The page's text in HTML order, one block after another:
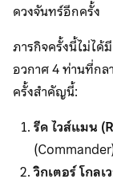
ดวงจันทร์อีกครั้ง
ภารกิจครั้งนี้ไม่ได้
อวกาศ 4 ท่านที่กล
ครั้งสำคัญนี้:
รีด ไวส์แมน (
วิกเตอร์ โกลเ